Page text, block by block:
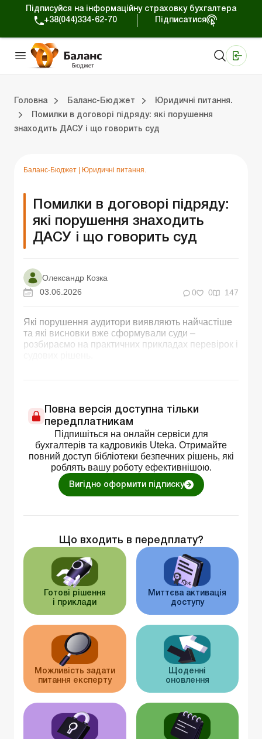
Підписуйся на інформаційну страховку бухгалтера
+38(044)334-62-70
Підписатися
Головна Баланс-Бюджет
Юридичні питання.
Помилки в договорі підряду: які порушення
знаходить ДАСУ і що говорить суд
Баланс-Бюджет Юридичні питання.
Помилки в договорі підряду:
які порушення знаходить
ДАСУ і що говорить суд
Олександр Козка
03.06.2026
0 0 147
Які порушення аудитори виявляють найчастіше
та які висновки вже сформували суди –
розбираємо на практичних прикладах перевірок і
Повна версія доступна тільки
передплатникам
Підпишіться на онлайн сервіси для
бухгалтерів та кадровиків Uteka. Отримайте
повний доступ бібліотеки безпечних рішень, які
роблять вашу роботу ефективнішою.
Вигідно оформити підписку
Що входить в передплату?
Готові рішення
і приклади
Миттєва активація
доступу
Можливість задати
питання експерту
Щоденні
оновлення